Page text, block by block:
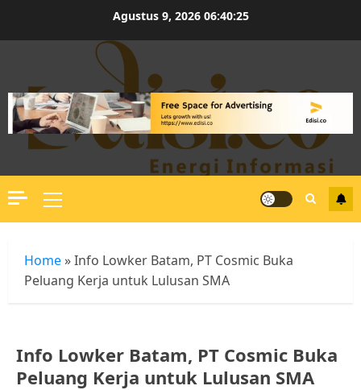
Agustus 9, 2026 06:40:25
Primary
Menu
Home »Info Lowker Batam, PT Cosmic Buka
Peluang Kerja untuk Lulusan SMA
Info Lowker Batam, PT Cosmic Buka
Peluang Kerja untuk Lulusan SMA